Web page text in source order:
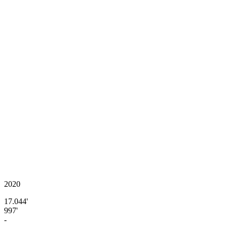
2020
17.044'
997'
-